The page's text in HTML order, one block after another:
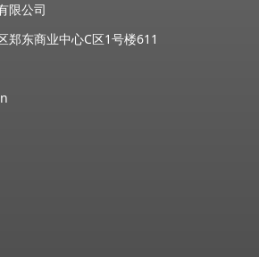
限公司
郑东商业中心C区1号楼611